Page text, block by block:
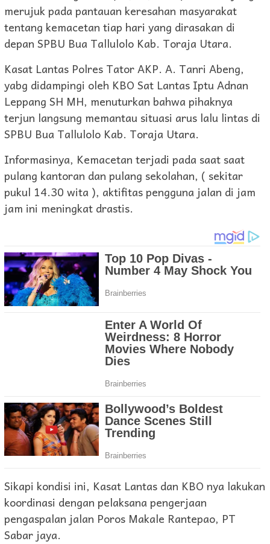
merujuk pada pantauan keresahan masyarakat
tentang kemacetan tiap hari yang dirasakan di
depan SPBU Bua Tallulolo Kab. Toraja Utara.
Kasat Lantas Polres Tator AKP. A. Tanri Abeng,
yabg didampingi oleh KBO Sat Lantas Iptu Adnan
Leppang SH MH, menuturkan bahwa pihaknya
terjun langsung memantau situasi arus lalu lintas di
SPBU Bua Tallulolo Kab. Toraja Utara.
Informasinya, Kemacetan terjadi pada saat saat
pulang kantoran dan pulang sekolahan, ( sekitar
pukul 14.30 wita ), aktifitas pengguna jalan di jam
jam ini meningkat drastis.
Sikapi kondisi ini, Kasat Lantas dan KBO nya lakukan
koordinasi dengan pelaksana pengerjaan
pengaspalan jalan Poros Makale Rantepao, PT
Sabar jaya.